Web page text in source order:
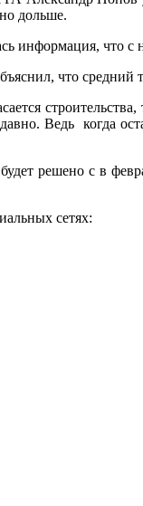
дольше.
информация, что с
что средний
Ведь когда
будет решено с в
сетях: